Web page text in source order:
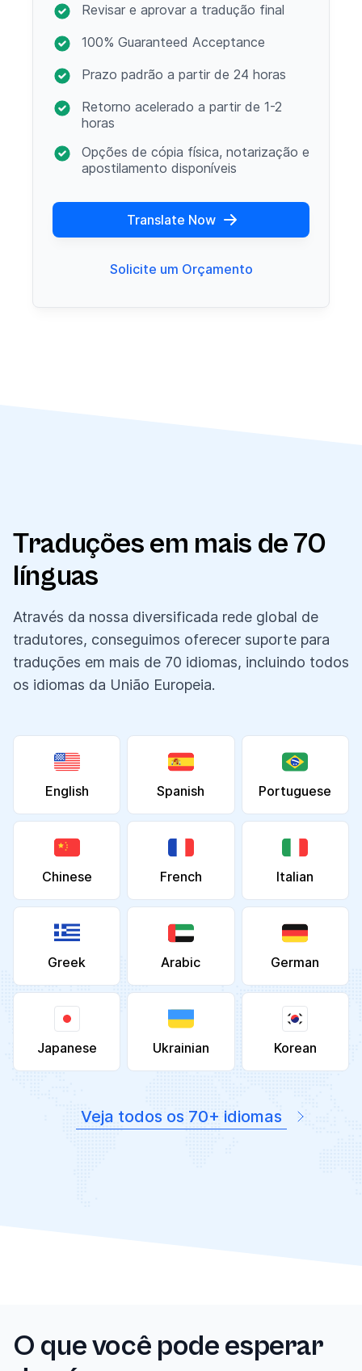
Revisar e aprovar a tradução final
100% Guaranteed Acceptance
Prazo padrão a partir de 24 horas
Retorno acelerado a partir de 1-2
horas
Opções de cópia física, notarização e
apostilamento disponíveis
Translate Now
Solicite um Orçamento
Traduções em mais de 70
línguas
Através da nossa diversificada rede global de
tradutores, conseguimos oferecer suporte para
traduções em mais de 70 idiomas, incluindo todos
os idiomas da União Europeia.
English Spanish Portuguese
Chinese French Italian
Greek Arabic German
Japanese Ukrainian Korean
Veja todos os 70+ idiomas
O que você pode esperar